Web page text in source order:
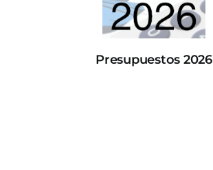
Presupuestos 2026